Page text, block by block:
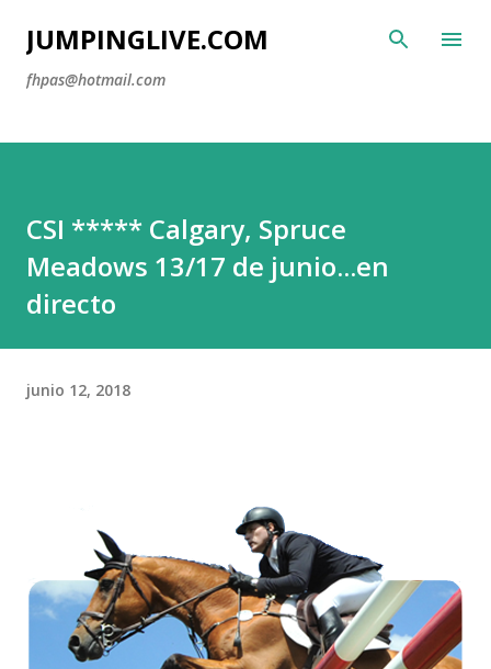
Ir al contenido principal
JUMPINGLIVE.COM
fhpas@hotmail.com
CSI ***** Calgary, Spruce
Meadows 13/17 de junio...en
directo
junio 12, 2018